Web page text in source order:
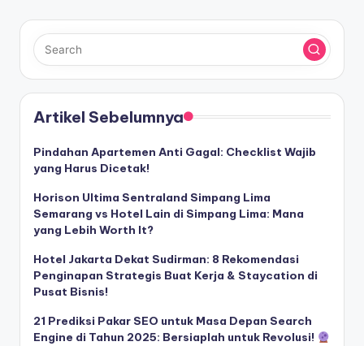
Artikel Sebelumnya
Pindahan Apartemen Anti Gagal: Checklist Wajib
yang Harus Dicetak!
Horison Ultima Sentraland Simpang Lima
Semarang vs Hotel Lain di Simpang Lima: Mana
yang Lebih Worth It?
Hotel Jakarta Dekat Sudirman: 8 Rekomendasi
Penginapan Strategis Buat Kerja & Staycation di
Pusat Bisnis!
21 Prediksi Pakar SEO untuk Masa Depan Search
Engine di Tahun 2025: Bersiaplah untuk Revolusi!